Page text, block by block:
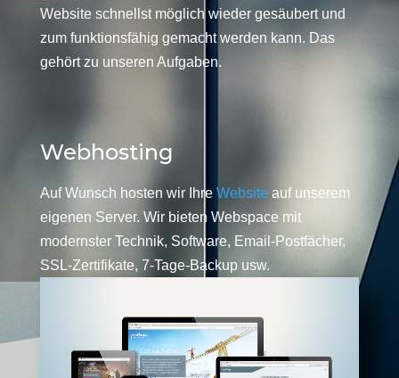
Website schnellst möglich wieder gesäubert und
zum funktionsfähig gemacht werden kann. Das
gehört zu unseren Aufgaben.
Webhosting
Auf Wunsch hosten wir Ihre Website auf unserem
eigenen Server. Wir bieten Webspace mit
modernster Technik, Software, Email-Postfächer,
SSL-Zertifikate, 7-Tage-Backup usw.